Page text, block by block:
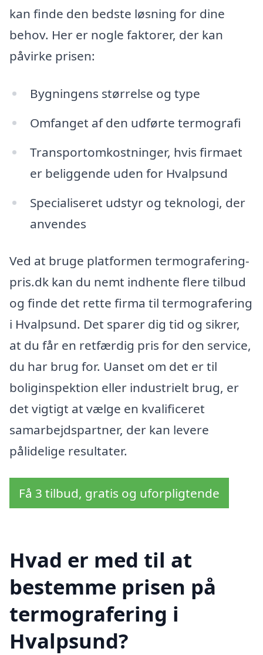
kan finde den bedste løsning for dine
behov. Her er nogle faktorer, der kan
påvirke prisen:
Bygningens størrelse og type
Omfanget af den udførte termografi
Transportomkostninger, hvis firmaet
er beliggende uden for Hvalpsund
Specialiseret udstyr og teknologi, der
anvendes
Ved at bruge platformen termografering-
pris.dk kan du nemt indhente flere tilbud
og finde det rette firma til termografering
i Hvalpsund. Det sparer dig tid og sikrer,
at du får en retfærdig pris for den service,
du har brug for. Uanset om det er til
boliginspektion eller industrielt brug, er
det vigtigt at vælge en kvalificeret
samarbejdspartner, der kan levere
pålidelige resultater.
Få 3 tilbud, gratis og uforpligtende
Hvad er med til at
bestemme prisen på
termografering i
Hvalpsund?